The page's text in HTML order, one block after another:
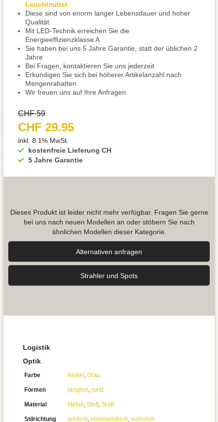
Leuchtmittel
Diese sind von enorm langer Lebensdauer und hoher
Qualität
Mit LED-Technik erreichen Sie die
Energieeffizienzklasse A
Sie haben bei uns 5 Jahre Garantie, statt der üblichen 2
Jahre
Bei Fragen, kontaktieren Sie uns jederzeit
Erkundigen Sie sich bei höherer Artikelanzahl nach
Mengenrabatten
Wir freuen uns auf Ihre Anfragen
kostenfreie Lieferung CH
5 Jahre Garantie
CHF 59
CHF 29.95
inkl. 8.1% MwSt.
Dieses Produkt ist leider nicht mehr verfügbar. Fragen Sie gerne
bei uns nach neuen Modellen an oder stöbern Sie nach
ähnlichen Modellen dieser Kategorie.
Alternativen anfragen
Strahler und Spots
Logistik
Optik
Farbe Nickel , Grau
Formen länglich, rund
Material Metall , Stoff, Textil
Stilrichtung schlicht, minimalistisch, wohnlich